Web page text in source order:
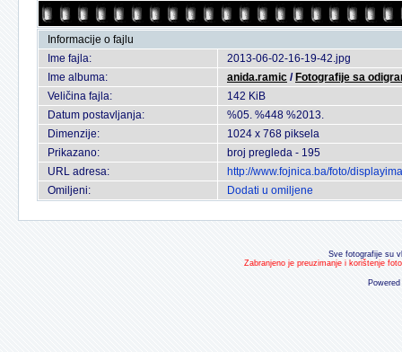
Informacije o fajlu
Ime fajla:
2013-06-02-16-19-42.jpg
Ime albuma:
anida.ramic / Fotografije sa
Veličina fajla:
142 KiB
Datum postavljanja:
%05. %448 %2013.
Dimenzije:
1024 x 768 piksela
Prikazano:
broj pregleda - 195
URL adresa:
http://www.fojnica.ba/foto/
Omiljeni:
Dodati u omiljene
Sve fotografije su
Zabranjeno je preuzimanje i korištenje